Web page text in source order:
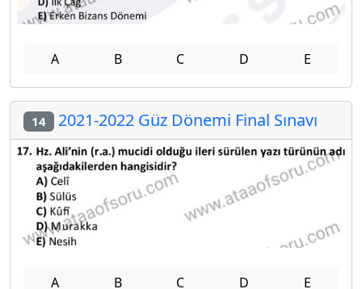
A B C D E
14 2021-2022 Güz Dönemi Final Sınavı
A B C D E